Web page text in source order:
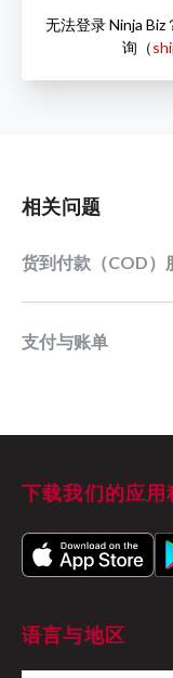
相关问题
货到付款（COD）
支付与账单
无法登录 Ninja
询（
下载我们的应用
语言与地区